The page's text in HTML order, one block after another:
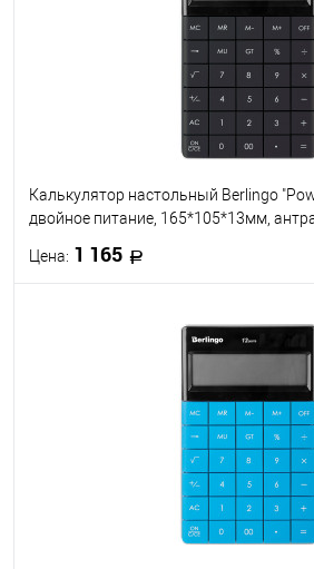
Калькулятор настольный Berlingo
двойное питание, 165*105*13мм,
Цена: 1 165
В корзину